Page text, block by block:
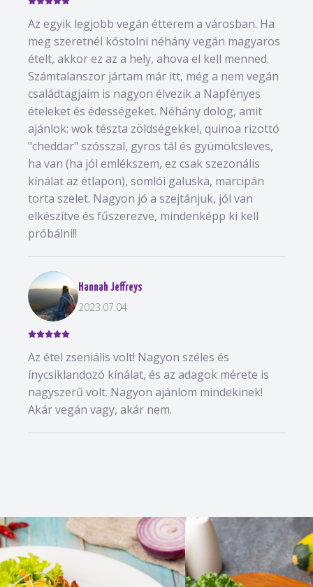
Az egyik legjobb vegán étterem a városban. Ha
meg szeretnél kóstolni néhány vegán magyaros
ételt, akkor ez az a hely, ahova el kell menned.
Számtalanszor jártam már itt, még a nem vegán
családtagjaim is nagyon élvezik a Napfényes
ételeket és édességeket. Néhány dolog, amit
ajánlok: wok tészta zöldségekkel, quinoa rizottó
"cheddar" szósszal, gyros tál és gyümölcsleves,
ha van (ha jól emlékszem, ez csak szezonális
kínálat az étlapon), somlói galuska, marcipán
torta szelet. Nagyon jó a szejtánjuk, jól van
elkészítve és fűszerezve, mindenképp ki kell
próbálni!!
Hannah Jeffreys
2023.07.04
Az étel zseniális volt! Nagyon széles és
ínycsiklandozó kínálat, és az adagok mérete is
nagyszerű volt. Nagyon ajánlom mindekinek!
Akár vegán vagy, akár nem.